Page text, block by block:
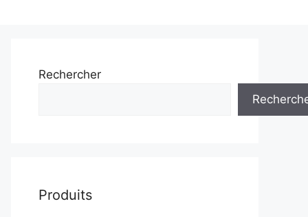
Rechercher
Produits